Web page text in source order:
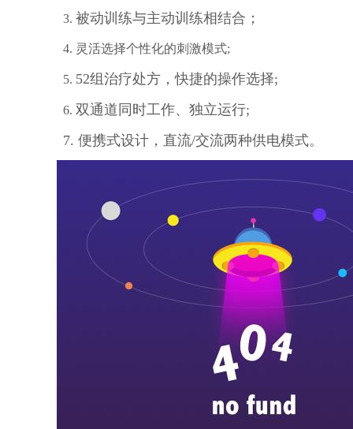
3. 被动训练与主动训练相结合；
4. 灵活选择个性化的刺激模式;
5. 52组治疗处方，快捷的操作选择;
6. 双通道同时工作、独立运行;
7. 便携式设计，直流/交流两种供电模式。